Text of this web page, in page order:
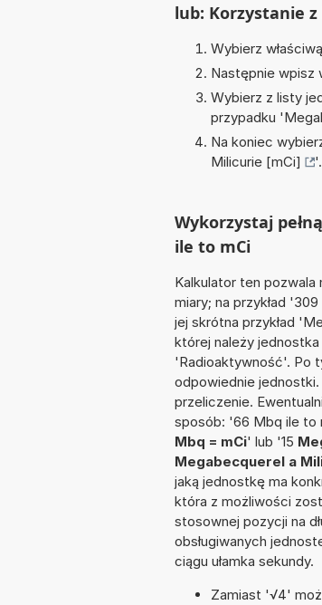
lub: Korzystanie
Wybierz
Następnie wpisz
Wybierz z listy
przypadku '
Na koniec
Milicurie [mCi]
'.
Wykorzystaj
ile to mCi
Kalkulator ten
miary; na przykład
jej skrótna przykład
której należy
'Radioaktywność'. Po
odpowiednie
przeliczenie.
sposób: '66 Mbq ile to
Mbq = mCi' lub '15
Megabecquerel a
jaką jednostkę ma
która z możliwości
stosownej pozycji na
obsługiwanych
ciągu ułamka sekundy.
Zamiast '√4'